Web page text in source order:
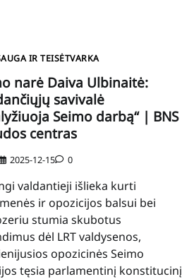
IR TEISĖTVARKA
narė Daiva Ulbinaitė:
savivalė
Seimo darbą“ | BNS
centras
2025-12-15 0
valdantieji išlieka kurti
ir opozicijos balsui bei
stumia skubotus
dėl LRT valdysenos,
opozicinės Seimo
tęsia parlamentinį konstitucinį